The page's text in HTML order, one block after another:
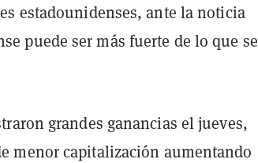
estadounidenses, ante la noticia
puede ser más fuerte de lo que se
grandes ganancias el jueves,
menor capitalización aumentando